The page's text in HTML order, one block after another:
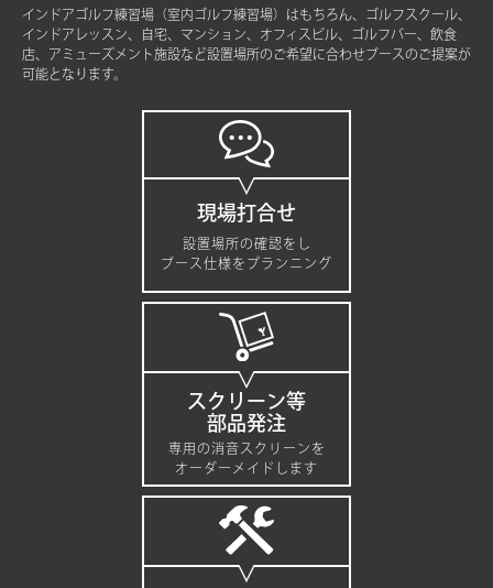
インドアゴルフ練習場（室内ゴルフ練習場）はもちろん、ゴルフスクール、
インドアレッスン、自宅、マンション、オフィスビル、ゴルフバー、飲食
店、アミューズメント施設など設置場所のご希望に合わせブースのご提案が
可能となります。
現場打合せ
設置場所の確認をし
ブース仕様をプランニング
スクリーン等
部品発注
専用の消音スクリーンを
オーダーメイドします